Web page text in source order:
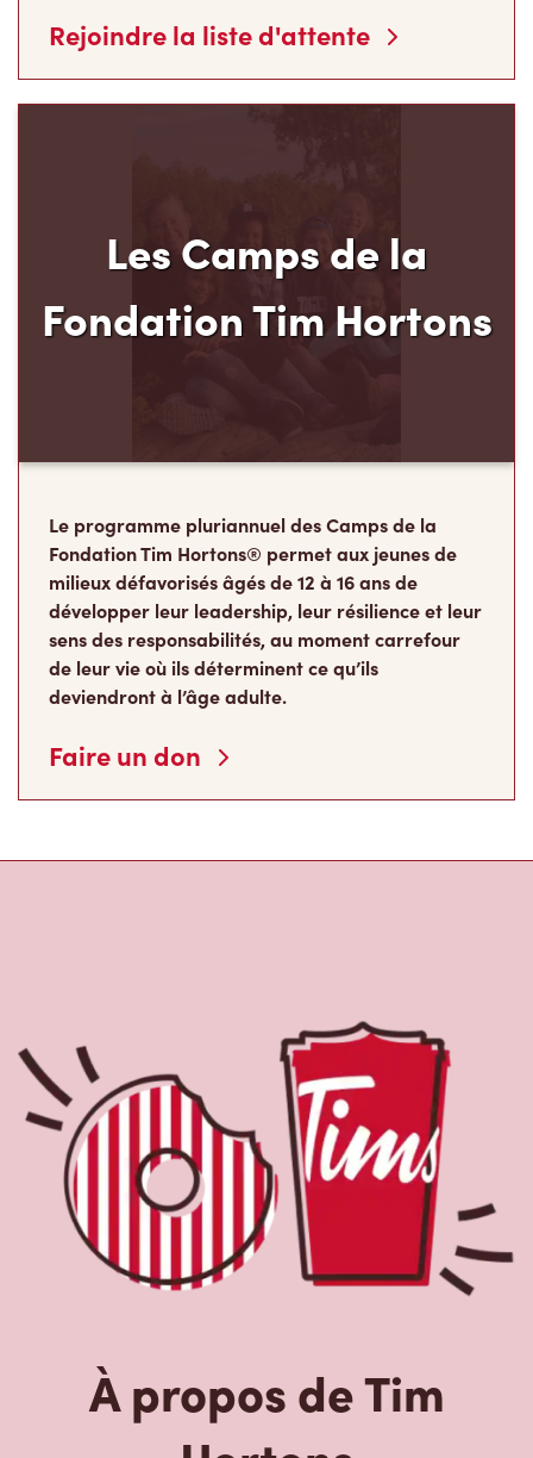
Rejoindre la liste d'attente
Les Camps de la
Fondation Tim Hortons
Le programme pluriannuel des Camps de la
Fondation Tim Hortons® permet aux jeunes de
milieux défavorisés âgés de 12 à 16 ans de
développer leur leadership, leur résilience et leur
sens des responsabilités, au moment carrefour
de leur vie où ils déterminent ce qu’ils
deviendront à l’âge adulte.
Faire un don
À propos de Tim